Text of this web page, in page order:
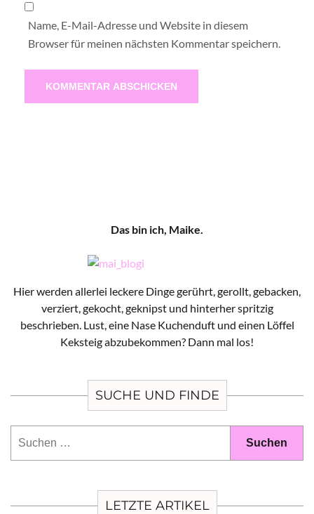
Name, E-Mail-Adresse und Website in diesem
Browser für meinen nächsten Kommentar speichern.
Das bin ich, Maike.
Hier werden allerlei leckere Dinge gerührt, gerollt, gebacken,
verziert, gekocht, geknipst und hinterher spritzig
beschrieben. Lust, eine Nase Kuchenduft und einen Löffel
Keksteig abzubekommen? Dann mal los!
SUCHE UND FINDE
LETZTE ARTIKEL